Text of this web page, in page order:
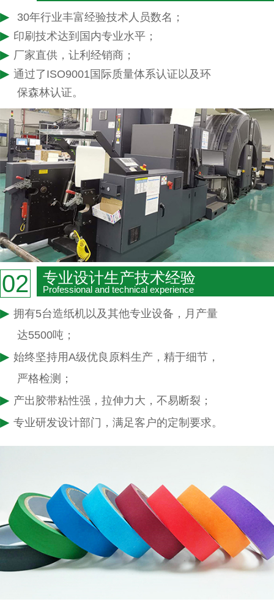
▶ 30年行业丰富经验技术人员数名；
▶ 印刷技术达到国内专业水平；
▶ 厂家直供，让利经销商；
▶ 通过了ISO9001国际质量体系认证以及环
保森林认证。
02 专业设计生产技术经验
Professional and technical experience
▶ 拥有5台造纸机以及其他专业设备，月产量
达5500吨；
▶ 始终坚持用A级优良原料生产，精于细节，
严格检测；
▶ 产出胶带粘性强，拉伸力大，不易断裂；
▶ 专业研发设计部门，满足客户的定制要求。